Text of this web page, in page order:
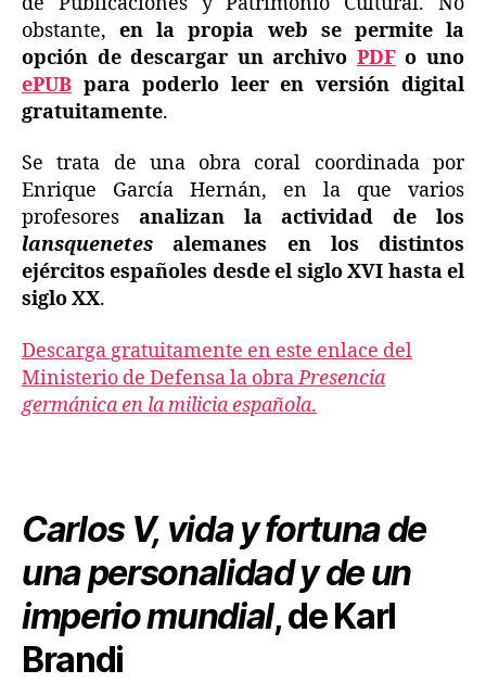
obstante,en la propia web se permite la
opción de descargar un archivo PDFo uno
ePUB para poderlo leer en versión digital
gratuitamente.
Se trata de una obra coral coordinada por
Enrique García Hernán, en la que varios
profesores analizan la actividad de los
lansquenetes alemanes en los distintos
ejércitos españoles desde el siglo XVI hasta el
siglo XX.
Descarga gratuitamente en este enlace del
Ministerio de Defensa la obraPresencia
germánica en la milicia española.
Carlos V, vida y fortuna de
una personalidad y de un
imperio mundial, de Karl
Brandi